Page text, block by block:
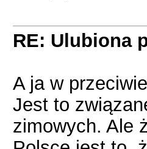
RE: Ulubiona
A ja w
Jest to
zimowych. Ale